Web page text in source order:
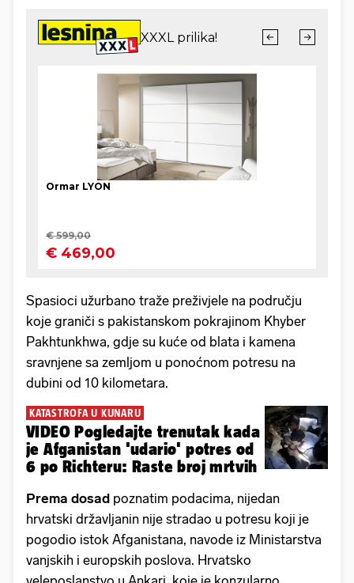
Spasioci užurbano traže preživjele na području
koje graniči s pakistanskom pokrajinom Khyber
Pakhtunkhwa, gdje su kuće od blata i kamena
sravnjene sa zemljom u ponoćnom potresu na
dubini od 10 kilometara.
KATASTROFA U KUNARU
VIDEO Pogledajte trenutak kada
je Afganistan 'udario' potres od
6 po Richteru: Raste broj mrtvih
Prema dosad poznatim podacima, nijedan
hrvatski državljanin nije stradao u potresu koji je
pogodio istok Afganistana, navode iz Ministarstva
vanjskih i europskih poslova. Hrvatsko